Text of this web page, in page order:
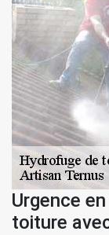
Urgence
toiture